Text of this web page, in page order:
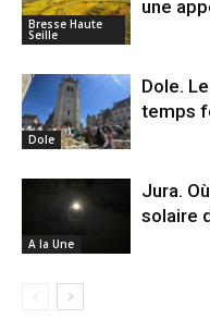
Bresse Haute
Seille
une
Dole
Dole.
temps
A la Une
Jura.
solaire